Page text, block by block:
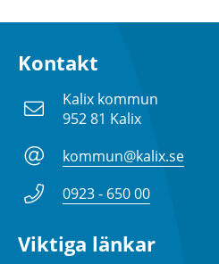
Kontakt
Kalix kommun
952 81 Kalix
kommun@kalix.se
0923 - 650 00
Viktiga länkar